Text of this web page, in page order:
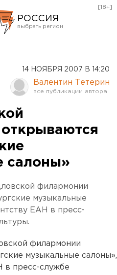
РОССИЯ
Курган
Оренбург
[18+]
14 НОЯБРЯ 2007 В 14:20
Валентин Тетерин
салоны»
филармонии
музыкальные
ЕАН в пресс-
филармонии
музыкальные салоны»,
в пресс-службе